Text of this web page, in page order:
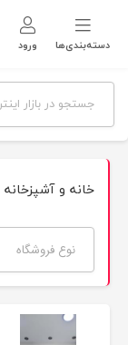
دسته‌بندی‌ها ورود
خانه و آشپزخانه
نوع فروشگاه